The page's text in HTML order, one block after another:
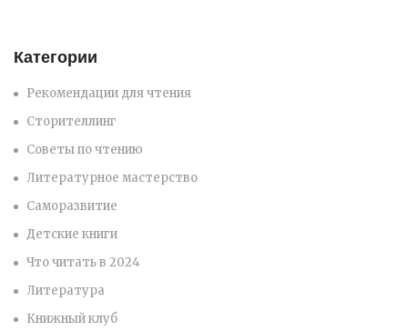
Категории
Рекомендации для чтения
Сторителлинг
Советы по чтению
Литературное мастерство
Саморазвитие
Детские книги
Что читать в 2024
Литература
Книжный клуб